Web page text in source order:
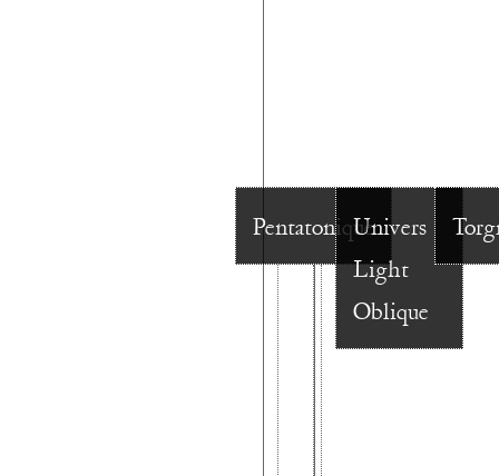
PentatoniqueUnivers
Light
Oblique